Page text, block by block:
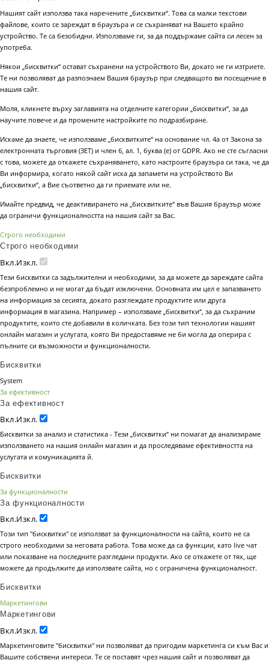
Нашият сайт използва така наречените „бисквитки“. Това са малки текстови
файлове, които се зареждат в браузъра и се съхраняват на Вашето крайно
устройство. Те са безобидни. Използваме ги, за да поддържаме сайта си лесен за
употреба.
Някои „бисквитки“ остават съхранени на устройството Ви, докато не ги изтриете.
Те ни позволяват да разпознаем Вашия браузър при следващото ви посещение в
нашия сайт.
Моля, кликнете върху заглавията на отделните категории „бисквитки“, за да
научите повече и да промените настройките по подразбиране.
Искаме да знаете, че използваме „бисквитките“ на основание чл. 4а от Закона за
електронната търговия (ЗЕТ) и член 6, ал. 1, буква (е) от GDPR. Ако не сте съгласни
с това, можете да откажете съхраняването, като настроите браузъра си така, че да
Ви информира, когато някой сайт иска да запамети на устройството Ви
„бисквитки“, а Вие съответно да ги приемате или не.
Имайте предвид, че деактивирането на „бисквитките“ във Вашия браузър може
да ограничи функционалността на нашия сайт за Вас.
Строго необходими
Строго необходими
Вкл.Изкл.
Тези бисквитки са задължителни и необходими, за да можете да зареждате сайта
безпроблемно и не могат да бъдат изключени. Основната им цел е запазването
на информация за сесията, докато разглеждате продуктите или друга
информация в магазина. Например – използваме „бисквитки“, за да съхраним
продуктите, които сте добавили в количката. Без този тип технологии нашият
онлайн магазин и услугата, която Ви предоставяме не би могла да оперира с
пълните си възможности и функционалности.
Бисквитки
System
За ефективност
За ефективност
Вкл.Изкл.
Бисквитки за анализ и статистика - Тези „бисквитки“ ни помагат да анализираме
използването на нашия онлайн магазин и да проследяваме ефективността на
услугата и комуникацията й.
Бисквитки
За функционалности
За функционалности
Вкл.Изкл.
Този тип "бисквитки" се използват за функционалности на сайта, които не са
строго необходими за неговата работа. Това може да са функции, като live чат
или показване на последните разгледани продукти. Ако се откажете от тях, ще
можете да продължите да използвате сайта, но с ограничена функционалност.
Бисквитки
Маркетингови
Маркетингови
Вкл.Изкл.
Маркетинговите "бисквитки" ни позволяват да пригодим маркетинга си към Вас и
Вашите собствени интереси. Те се поставят чрез нашия сайт и позволяват да